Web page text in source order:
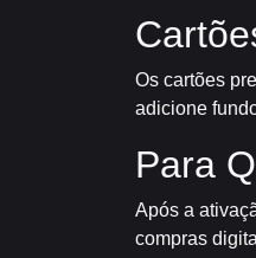
Os cartões
adicione
Para
Após a
compras